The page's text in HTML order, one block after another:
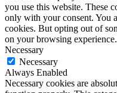
you use this website. These
only with your consent. You
cookies. But opting out of
on your browsing experience.
Necessary
Necessary
Always Enabled
Necessary cookies are